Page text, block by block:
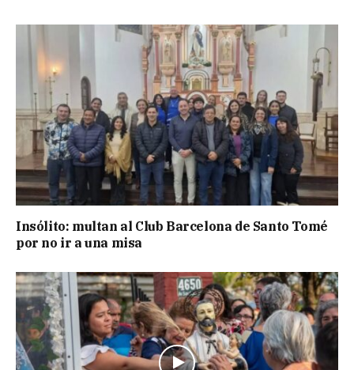
Insólito: multan al Club Barcelona de Santo Tomé
por no ir a una misa